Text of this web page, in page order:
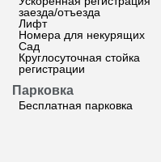
заезда/отъезда
Лифт
Номера для некурящих
Сад
Круглосуточная стойка
регистрации
Парковка
Бесплатная парковка